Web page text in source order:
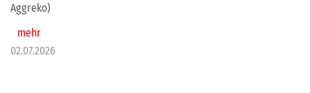
Aggreko)
mehr
02.07.2026